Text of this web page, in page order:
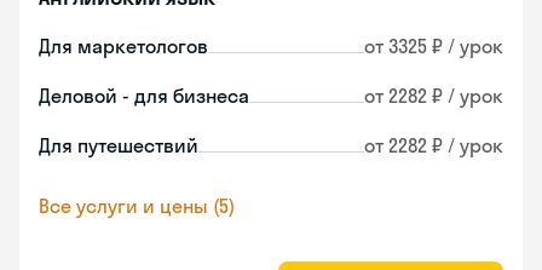
Для маркетологов от 3325 ₽ / урок
Деловой - для бизнеса от 2282 ₽ / урок
Для путешествий от 2282 ₽ / урок
Все услуги и цены (5)